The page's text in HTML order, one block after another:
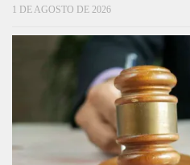
1 DE AGOSTO DE 2026